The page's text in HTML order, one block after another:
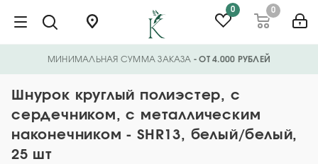
0 0
МИНИМАЛЬНАЯ СУММА ЗАКАЗА - ОТ 4.000 РУБЛЕЙ
Шнурок круглый полиэстер, с
сердечником, с металлическим
наконечником - SHR13, белый/белый,
25 шт